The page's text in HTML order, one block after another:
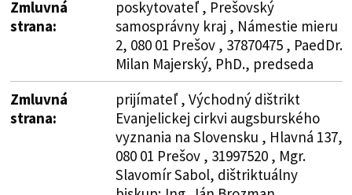
Zmluvná
strana:
poskytovateľ , Prešovský
samosprávny kraj , Námestie mieru
2, 080 01 Prešov , 37870475 , PaedDr.
Milan Majerský, PhD., predseda
Zmluvná
strana:
prijímateľ , Východný dištrikt
Evanjelickej cirkvi augsburského
vyznania na Slovensku , Hlavná 137,
080 01 Prešov , 31997520 , Mgr.
Slavomír Sabol, dištriktuálny